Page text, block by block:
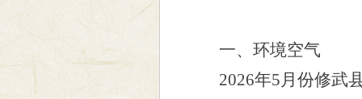
一、环境空气
2026年5月份修武